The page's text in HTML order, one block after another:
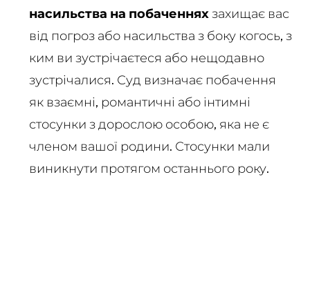
насильства на побаченняхзахищає вас
від погроз або насильства з боку когось, з
ким ви зустрічаєтеся або нещодавно
зустрічалися. Суд визначає побачення
як взаємні, романтичні або інтимні
стосунки з дорослою особою, яка не є
членом вашої родини. Стосунки мали
виникнути протягом останнього року.